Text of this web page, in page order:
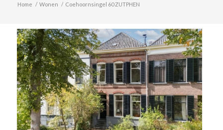
Home / Wonen / Coehoornsingel 60 ZUTPHEN